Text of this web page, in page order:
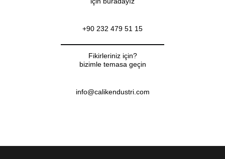
+90 232 479 51 15
Fikirleriniz için?
bizimle temasa geçin
info@calikendustri.com